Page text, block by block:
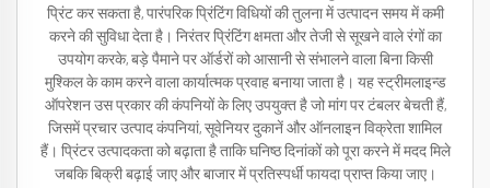
प्रिंट कर सकता है, पारंपरिक प्रिंटिंग विधियों की तुलना में उत्पादन समय में कमी
करने की सुविधा देता है। निरंतर प्रिंटिंग क्षमता और तेजी से सूखने वाले रंगों का
उपयोग करके, बड़े पैमाने पर ऑर्डरों को आसानी से संभालने वाला बिना किसी
मुश्किल के काम करने वाला कार्यात्मक प्रवाह बनाया जाता है। यह स्ट्रीमलाइन्ड
ऑपरेशन उस प्रकार की कंपनियों के लिए उपयुक्त है जो मांग पर टंबलर बेचती हैं,
जिसमें प्रचार उत्पाद कंपनियां, सूवेनियर दुकानें और ऑनलाइन विक्रेता शामिल
हैं। प्रिंटर उत्पादकता को बढ़ाता है ताकि घनिष्ठ दिनांकों को पूरा करने में मदद मिले
जबकि बिक्री बढ़ाई जाए और बाजार में प्रतिस्पर्धी फायदा प्राप्त किया जाए।